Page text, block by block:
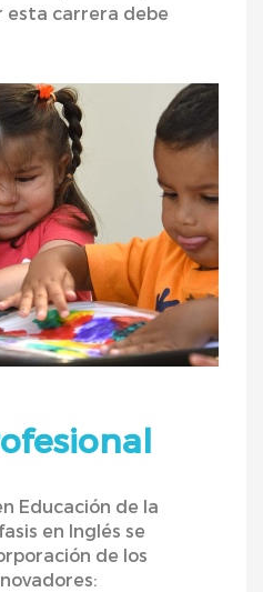
esta carrera debe
Educación de la
en Inglés se
de los